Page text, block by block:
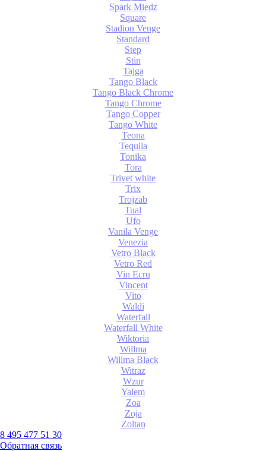
Spark Miedz
Square
Stadion Venge
Standard
Step
Stin
Tajga
Tango Black
Tango Black Chrome
Tango Chrome
Tango Copper
Tango White
Teona
Tequila
Tonika
Tora
Trivet white
Trix
Trojzab
Tual
Ufo
Vanila Venge
Venezia
Vetro Black
Vetro Red
Vin Ecru
Vincent
Vito
Waldi
Waterfall
Waterfall White
Wiktoria
Willma
Willma Black
Witraz
Wzur
Yalem
Zoa
Zoja
Zoltan
8 495 477 51 30
Обратная связь